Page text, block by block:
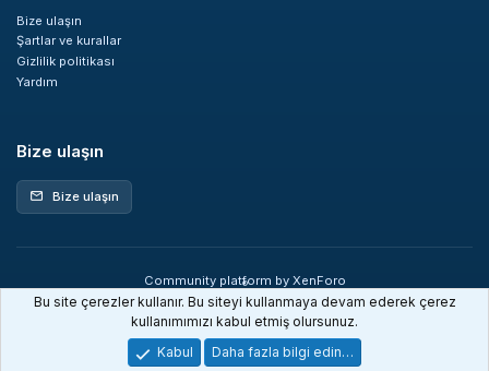
Bize ulaşın
Şartlar ve kurallar
Gizlilik politikası
Yardım
Bize ulaşın
mail Bize ulaşın
Community platform by XenForo
®
© 2010-2026 XenForo Ltd.
XenDev Forum İstatistik sistemi
Bu site çerezler kullanır. Bu siteyi kullanmaya devam ederek çerez
kullanımımızı kabul etmiş olursunuz.
Kabul
Daha fazla bilgi edin…